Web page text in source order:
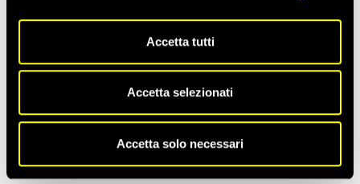
Accetta tutti
Accetta selezionati
Accetta solo necessari